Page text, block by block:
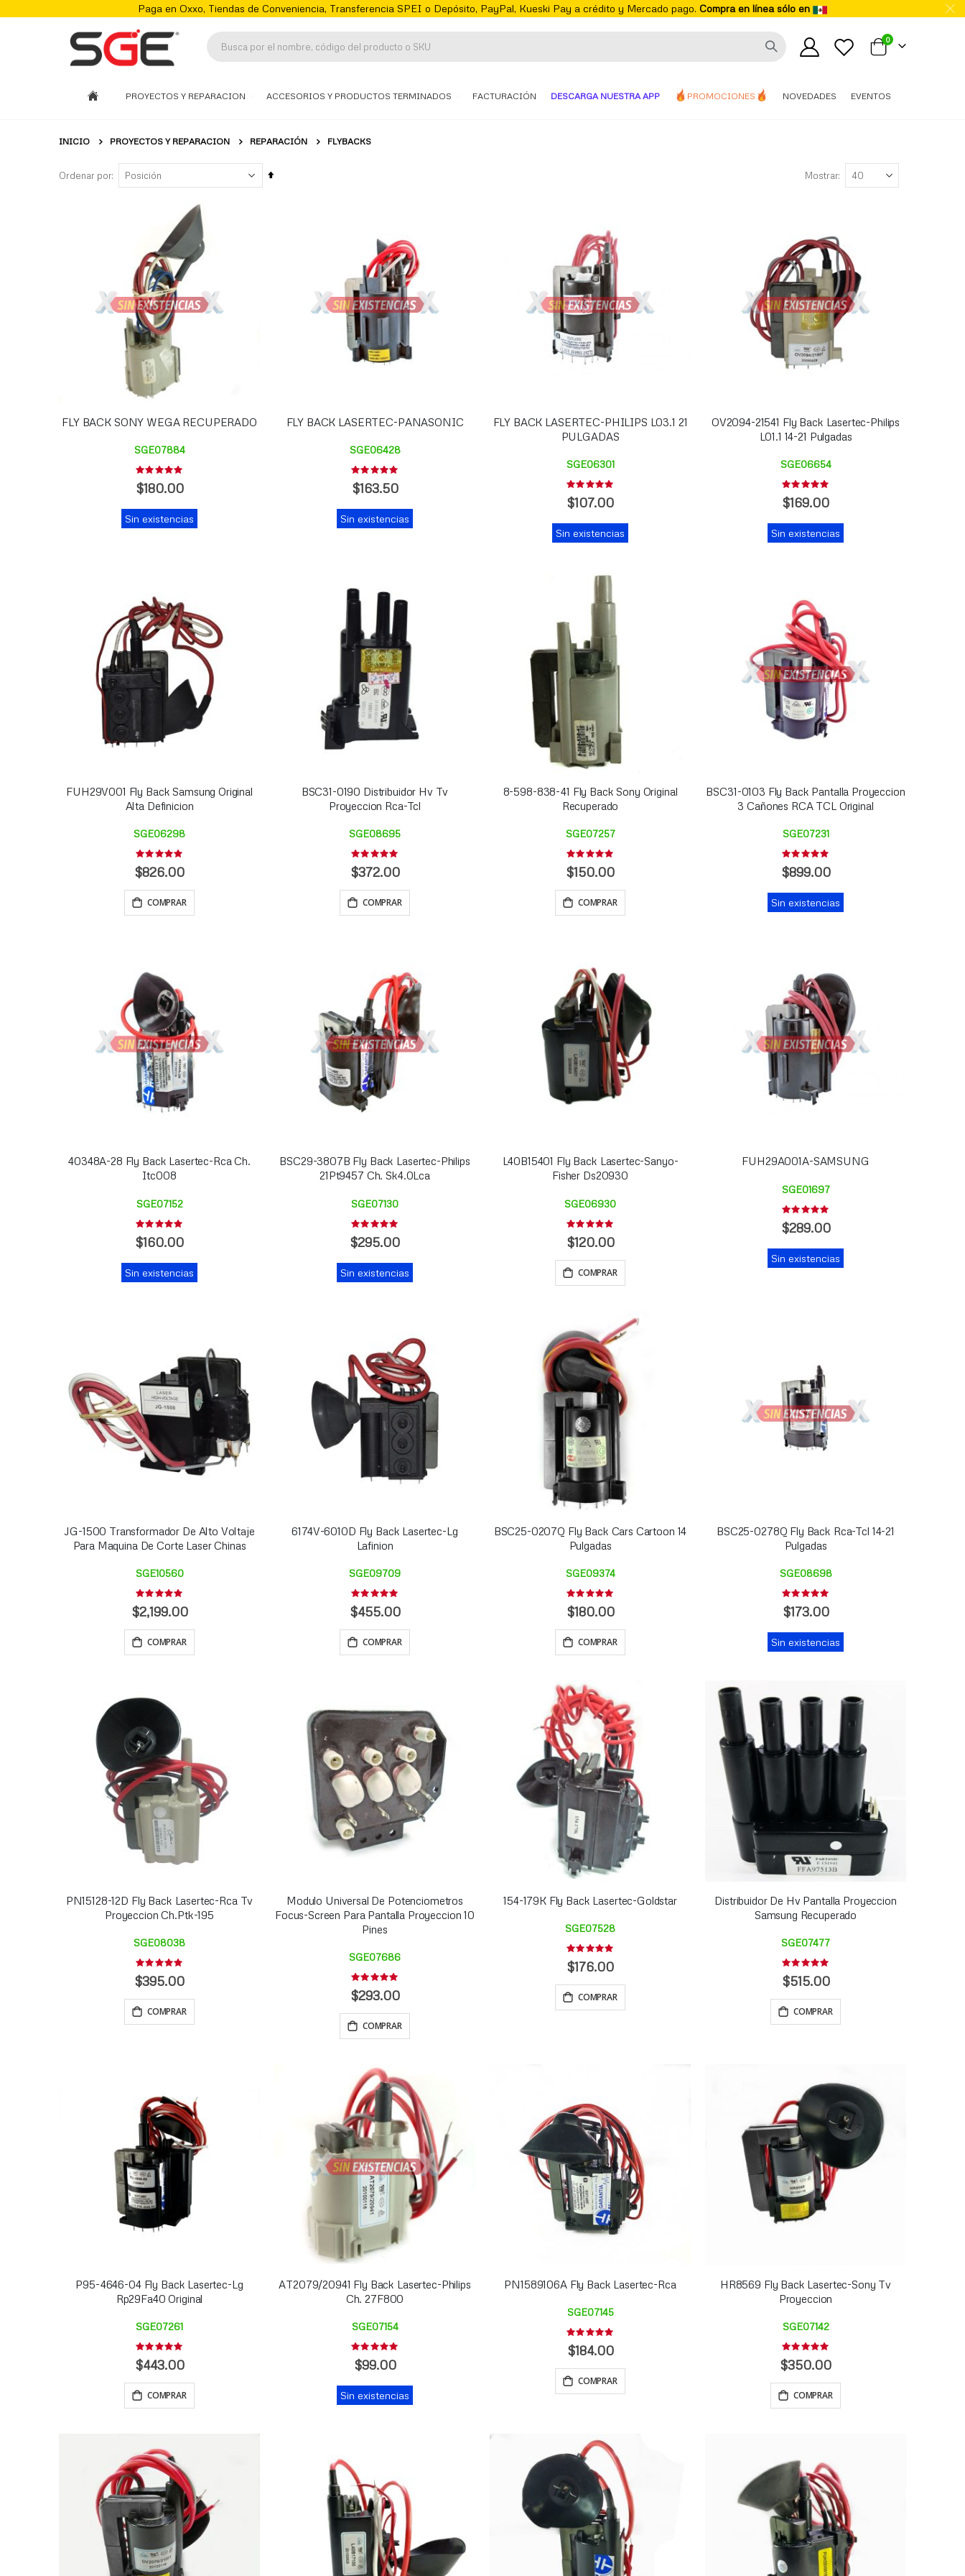
Paga en Oxxo, Tiendas de Conveniencia, Transferencia SPEI o Depósito, PayPal, Kueski Pay a crédito y Mercado pago. Compra en línea sólo en
Mi carrito
0elementos
PROYECTOS Y REPARACION ACCESORIOS Y PRODUCTOS TERMINADOS FACTURACIÓN DESCARGA NUESTRA APP PROMOCIONES NOVEDADES EVENTOS
INICIO PROYECTOS Y REPARACION REPARACIÓN FLYBACKS
Ordenar por
Fijar
Mostrar
FLY BACK SONY WEGA RECUPERADO
SGE07884
Rating:
0%
$180.00
Sin existencias
FLY BACK LASERTEC-PANASONIC
SGE06428
Rating:
0%
$163.50
Sin existencias
FLY BACK LASERTEC-PHILIPS L03.1 21
PULGADAS
SGE06301
Rating:
0%
$107.00
Sin existencias
OV2094-21541 Fly Back Lasertec-Philips
L01.1 14-21 Pulgadas
SGE06654
Rating:
0%
$169.00
Sin existencias
FUH29V001 Fly Back Samsung Original
Alta Definicion
SGE06298
Rating:
0%
$826.00
COMPRAR
BSC31-0190 Distribuidor Hv Tv
Proyeccion Rca-Tcl
SGE08695
Rating:
0%
$372.00
COMPRAR
8-598-838-41 Fly Back Sony Original
Recuperado
SGE07257
Rating:
0%
$150.00
COMPRAR
BSC31-0103 Fly Back Pantalla Proyeccion
3 Cañones RCA TCL Original
SGE07231
Rating:
0%
$899.00
Sin existencias
40348A-28 Fly Back Lasertec-Rca Ch.
Itc008
SGE07152
Rating:
0%
$160.00
Sin existencias
BSC29-3807B Fly Back Lasertec-Philips
21Pt9457 Ch. Sk4.0Lca
SGE07130
Rating:
0%
$295.00
Sin existencias
L40B15401 Fly Back Lasertec-Sanyo-
Fisher Ds20930
SGE06930
Rating:
0%
$120.00
COMPRAR
FUH29A001A-SAMSUNG
SGE01697
Rating:
0%
$289.00
Sin existencias
JG-1500 Transformador De Alto Voltaje
Para Maquina De Corte Laser Chinas
SGE10560
Rating:
0%
$2,199.00
COMPRAR
6174V-6010D Fly Back Lasertec-Lg
Lafinion
SGE09709
Rating:
0%
$455.00
COMPRAR
BSC25-0207Q Fly Back Cars Cartoon 14
Pulgadas
SGE09374
Rating:
0%
$180.00
COMPRAR
BSC25-0278Q Fly Back Rca-Tcl 14-21
Pulgadas
SGE08698
Rating:
0%
$173.00
Sin existencias
PN15128-12D Fly Back Lasertec-Rca Tv
Proyeccion Ch.Ptk-195
SGE08038
Rating:
0%
$395.00
COMPRAR
Modulo Universal De Potenciometros
Focus-Screen Para Pantalla Proyeccion 10
Pines
SGE07686
Rating:
0%
$293.00
COMPRAR
154-179K Fly Back Lasertec-Goldstar
SGE07528
Rating:
0%
$176.00
COMPRAR
Distribuidor De Hv Pantalla Proyeccion
Samsung Recuperado
SGE07477
Rating:
0%
$515.00
COMPRAR
P95-4646-04 Fly Back Lasertec-Lg
Rp29Fa40 Original
SGE07261
Rating:
0%
$443.00
COMPRAR
AT2079/20941 Fly Back Lasertec-Philips
Ch. 27F800
SGE07154
Rating:
0%
$99.00
Sin existencias
PN1589106A Fly Back Lasertec-Rca
SGE07145
Rating:
0%
$184.00
COMPRAR
HR8569 Fly Back Lasertec-Sony Tv
Proyeccion
SGE07142
Rating:
0%
$350.00
COMPRAR